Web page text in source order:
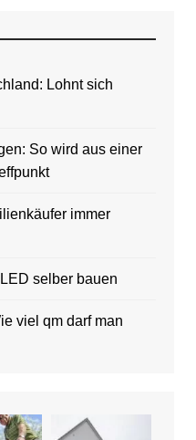
Lohnt sich
So wird aus einer
immer
selber bauen
viel qm darf man